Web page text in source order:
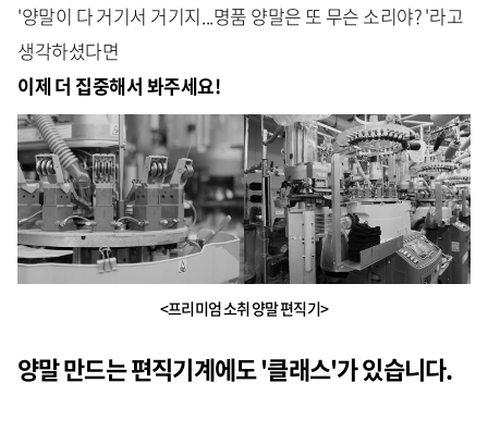
'양말이 다 거기서 거기지...명품 양말은 또 무슨 소리야? '라고
생각하셨다면
이제 더 집중해서 봐주세요!
<프리미엄 소취 양말 편직기>
양말 만드는 편직기계에도 '클래스'가 있습니다.